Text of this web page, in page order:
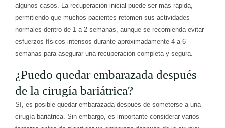
algunos casos. La recuperación inicial puede ser más rápida,
permitiendo que muchos pacientes retomen sus actividades
normales dentro de 1 a 2 semanas, aunque se recomienda evitar
esfuerzos físicos intensos durante aproximadamente 4 a 6
semanas para asegurar una recuperación completa y segura.
¿Puedo quedar embarazada después
de la cirugía bariátrica?
Sí, es posible quedar embarazada después de someterse a una
cirugía bariátrica. Sin embargo, es importante considerar varios